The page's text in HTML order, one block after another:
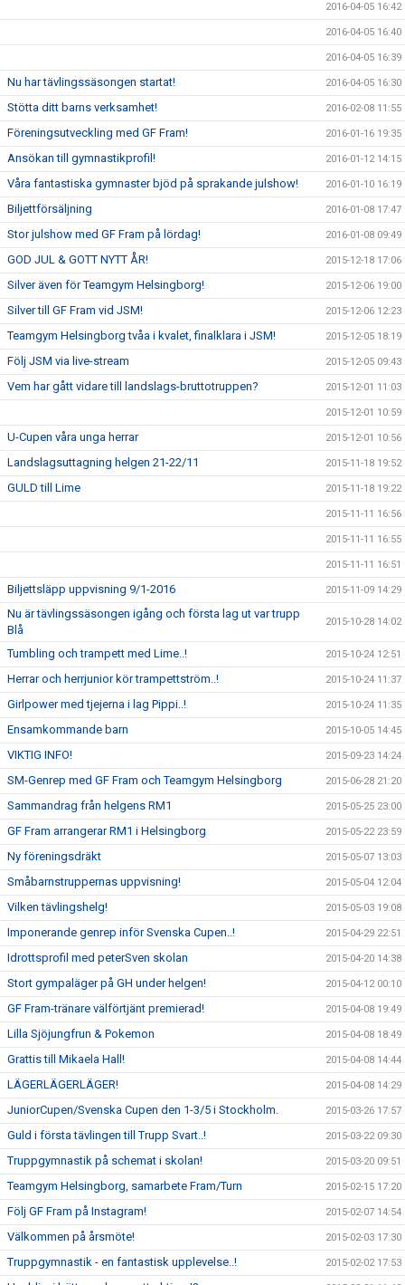
2016-04-05 16:42
2016-04-05 16:40
2016-04-05 16:39
Nu har tävlingssäsongen startat! 2016-04-05 16:30
Stötta ditt barns verksamhet! 2016-02-08 11:55
Föreningsutveckling med GF Fram! 2016-01-16 19:35
Ansökan till gymnastikprofil! 2016-01-12 14:15
Våra fantastiska gymnaster bjöd på sprakande julshow! 2016-01-10 16:19
Biljettförsäljning 2016-01-08 17:47
Stor julshow med GF Fram på lördag! 2016-01-08 09:49
GOD JUL & GOTT NYTT ÅR! 2015-12-18 17:06
Silver även för Teamgym Helsingborg! 2015-12-06 19:00
Silver till GF Fram vid JSM! 2015-12-06 12:23
Teamgym Helsingborg tvåa i kvalet, finalklara i JSM! 2015-12-05 18:19
Följ JSM via live-stream 2015-12-05 09:43
Vem har gått vidare till landslags-bruttotruppen? 2015-12-01 11:03
2015-12-01 10:59
U-Cupen våra unga herrar 2015-12-01 10:56
Landslagsuttagning helgen 21-22/11 2015-11-18 19:52
GULD till Lime 2015-11-18 19:22
2015-11-11 16:56
2015-11-11 16:55
2015-11-11 16:51
Biljettsläpp uppvisning 9/1-2016 2015-11-09 14:29
Nu är tävlingssäsongen igång och första lag ut var trupp
Blå
2015-10-28 14:02
Tumbling och trampett med Lime..! 2015-10-24 12:51
Herrar och herrjunior kör trampettström..! 2015-10-24 11:37
Girlpower med tjejerna i lag Pippi..! 2015-10-24 11:35
Ensamkommande barn 2015-10-05 14:45
VIKTIG INFO! 2015-09-23 14:24
SM-Genrep med GF Fram och Teamgym Helsingborg 2015-06-28 21:20
Sammandrag från helgens RM1 2015-05-25 23:00
GF Fram arrangerar RM1 i Helsingborg 2015-05-22 23:59
Ny föreningsdräkt 2015-05-07 13:03
Småbarnstruppernas uppvisning! 2015-05-04 12:04
Vilken tävlingshelg! 2015-05-03 19:08
Imponerande genrep inför Svenska Cupen..! 2015-04-29 22:51
Idrottsprofil med peterSven skolan 2015-04-20 14:38
Stort gympaläger på GH under helgen! 2015-04-12 00:10
GF Fram-tränare välförtjänt premierad! 2015-04-08 19:49
Lilla Sjöjungfrun & Pokemon 2015-04-08 18:49
Grattis till Mikaela Hall! 2015-04-08 14:44
LÄGERLÄGERLÄGER! 2015-04-08 14:29
JuniorCupen/Svenska Cupen den 1-3/5 i Stockholm. 2015-03-26 17:57
Guld i första tävlingen till Trupp Svart..! 2015-03-22 09:30
Truppgymnastik på schemat i skolan! 2015-03-20 09:51
Teamgym Helsingborg, samarbete Fram/Turn 2015-02-15 17:20
Följ GF Fram på Instagram! 2015-02-07 14:54
Välkommen på årsmöte! 2015-02-03 17:30
Truppgymnastik - en fantastisk upplevelse..! 2015-02-02 17:53